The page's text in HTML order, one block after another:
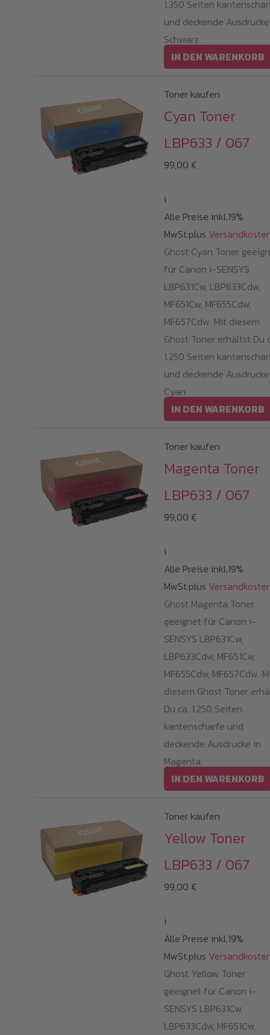
1.350 Seiten
und deckende
Schwarz.
IN DEN WARENKORB
Toner kaufen
Cyan Toner
LBP633 / 067
99,00 €
i
Alle Preise inkl.19%
MwSt.plus
Ghost Cyan Toner
für Canon i-SENSYS
LBP631Cw, LBP633Cdw,
MF651Cw, MF655Cdw,
MF657Cdw. Mit diesem
Ghost Toner erhältst Du
1.250 Seiten
und deckende
Cyan.
IN DEN WARENKORB
Toner kaufen
Magenta Toner
LBP633 / 067
99,00 €
i
Alle Preise inkl.19%
MwSt.plus
Ghost Magenta Toner
geeignet für Canon i-
SENSYS LBP631Cw,
LBP633Cdw, MF651Cw,
MF655Cdw, MF657Cdw.
diesem Ghost Toner
Du ca. 1.250 Seiten
kantenscharfe und
deckende Ausdrucke in
Magenta.
IN DEN WARENKORB
Toner kaufen
Yellow Toner
LBP633 / 067
99,00 €
i
Alle Preise inkl.19%
MwSt.plus
Ghost Yellow Toner
geeignet für Canon i-
SENSYS LBP631Cw,
LBP633Cdw, MF651Cw,